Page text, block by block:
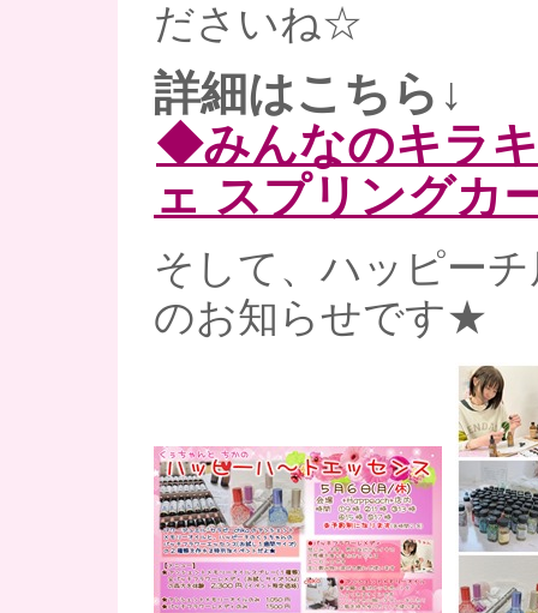
ださいね☆
詳細はこちら↓
◆みんなのキラ
ェ スプリングカ
そして、ハッピー
のお知らせです★